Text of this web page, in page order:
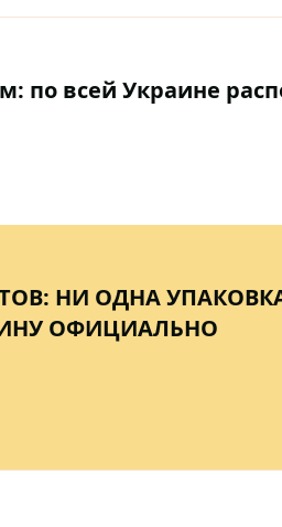
по всей Украине
НИ ОДНА
ОФИЦИАЛЬНО